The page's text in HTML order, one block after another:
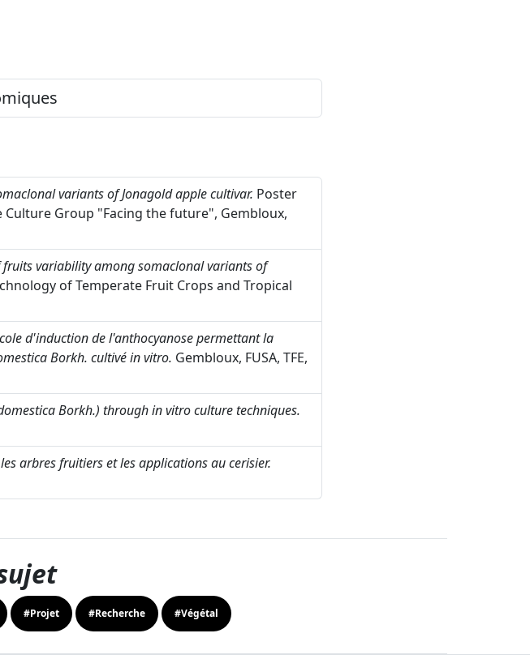
variants of Jonagold apple cultivar. Poster
Group "Facing the future", Gembloux,
fruits variability among somaclonal variants of
of Temperate Fruit Crops and Tropical
d'induction de l'anthocyanose permettant la
Borkh. cultivé in vitro. Gembloux, FUSA, TFE,
Borkh.) through in vitro culture techniques.
arbres fruitiers et les applications au cerisier.
#Projet #Recherche #Végétal